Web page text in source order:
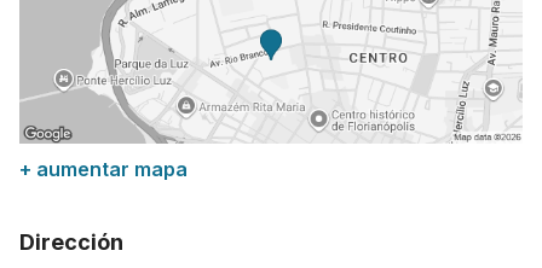
+ aumentar mapa
Dirección